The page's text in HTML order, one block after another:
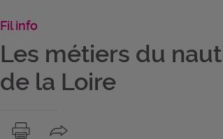
Fil info
Les métiers du
de la Loire